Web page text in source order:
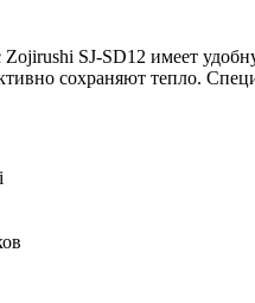
SJ-SD12 имеет
сохраняют тепло.